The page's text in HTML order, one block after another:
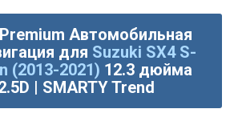
Автомобильная
для Suzuki SX4 S-
(2013-2021) 12.3 дюйма
| SMARTY Trend